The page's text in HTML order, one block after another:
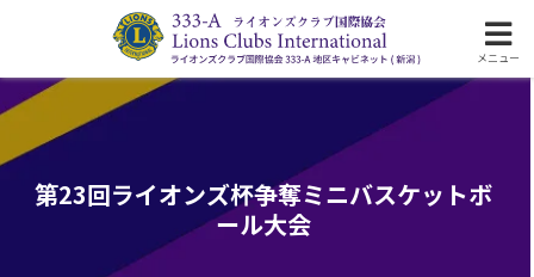
ライオンズクラブ国際協会333-A地区の活動
第23回ライオンズ杯争奪ミニバスケットボ
ール大会
メニュー